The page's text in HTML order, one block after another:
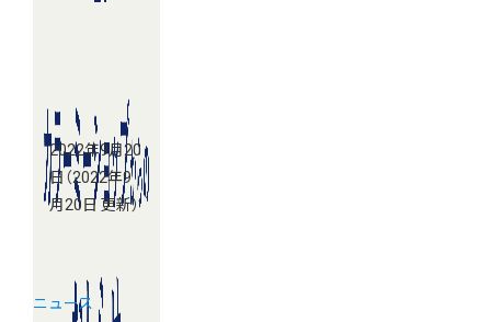
2022年9月20
日 （2022年9
月20日 更新）
ニュース